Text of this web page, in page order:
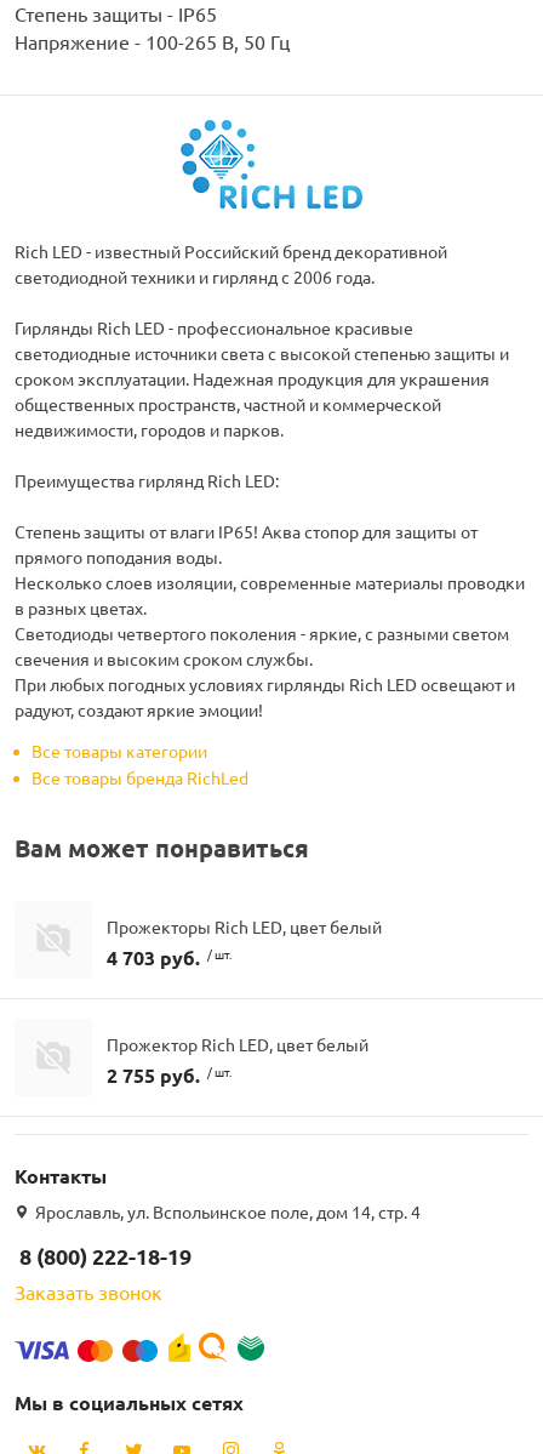
Степень защиты - IP65
Напряжение - 100-265 В, 50 Гц
Rich LED - известный Российский бренд декоративной
светодиодной техники и гирлянд с 2006 года.
Гирлянды Rich LED - профессиональное красивые
светодиодные источники света с высокой степенью защиты и
сроком эксплуатации. Надежная продукция для украшения
общественных пространств, частной и коммерческой
недвижимости, городов и парков.
Преимущества гирлянд Rich LED:
Степень защиты от влаги IP65! Аква стопор для защиты от
прямого поподания воды.
Несколько слоев изоляции, современные материалы проводки
в разных цветах.
Светодиоды четвертого поколения - яркие, с разными светом
свечения и высоким сроком службы.
При любых погодных условиях гирлянды Rich LED освещают и
радуют, создают яркие эмоции!
Все товары категории
Все товары бренда RichLed
Вам может понравиться
Прожекторы Rich LED, цвет белый
4 703 руб. / шт.
Прожектор Rich LED, цвет белый
2 755 руб. / шт.
Контакты
Ярославль, ул. Вспольинское поле, дом 14, стр. 4
8 (800) 222-18-19
Заказать звонок
Мы в социальных сетях